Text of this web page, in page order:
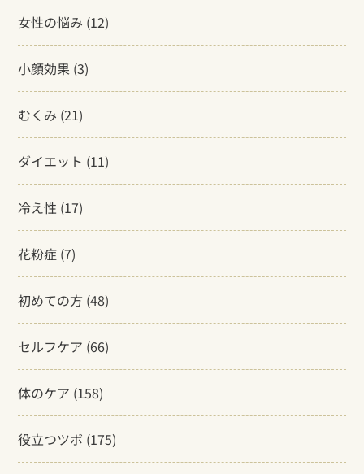
女性の悩み (12)
小顔効果 (3)
むくみ (21)
ダイエット (11)
冷え性 (17)
花粉症 (7)
初めての方 (48)
セルフケア (66)
体のケア (158)
役立つツボ (175)